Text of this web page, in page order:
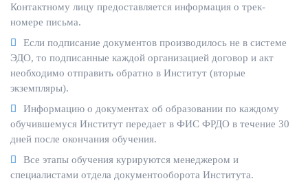
Контактному лицу предоставляется информация о трек-
номере письма.
Если подписание документов производилось не в системе
ЭДО, то подписанные каждой организацией договор и акт
необходимо отправить обратно в Институт (вторые
экземпляры).
Информацию о документах об образовании по каждому
обучившемуся Институт передает в ФИС ФРДО в течение 30
дней после окончания обучения.
Все этапы обучения курируются менеджером и
специалистами отдела документооборота Института.